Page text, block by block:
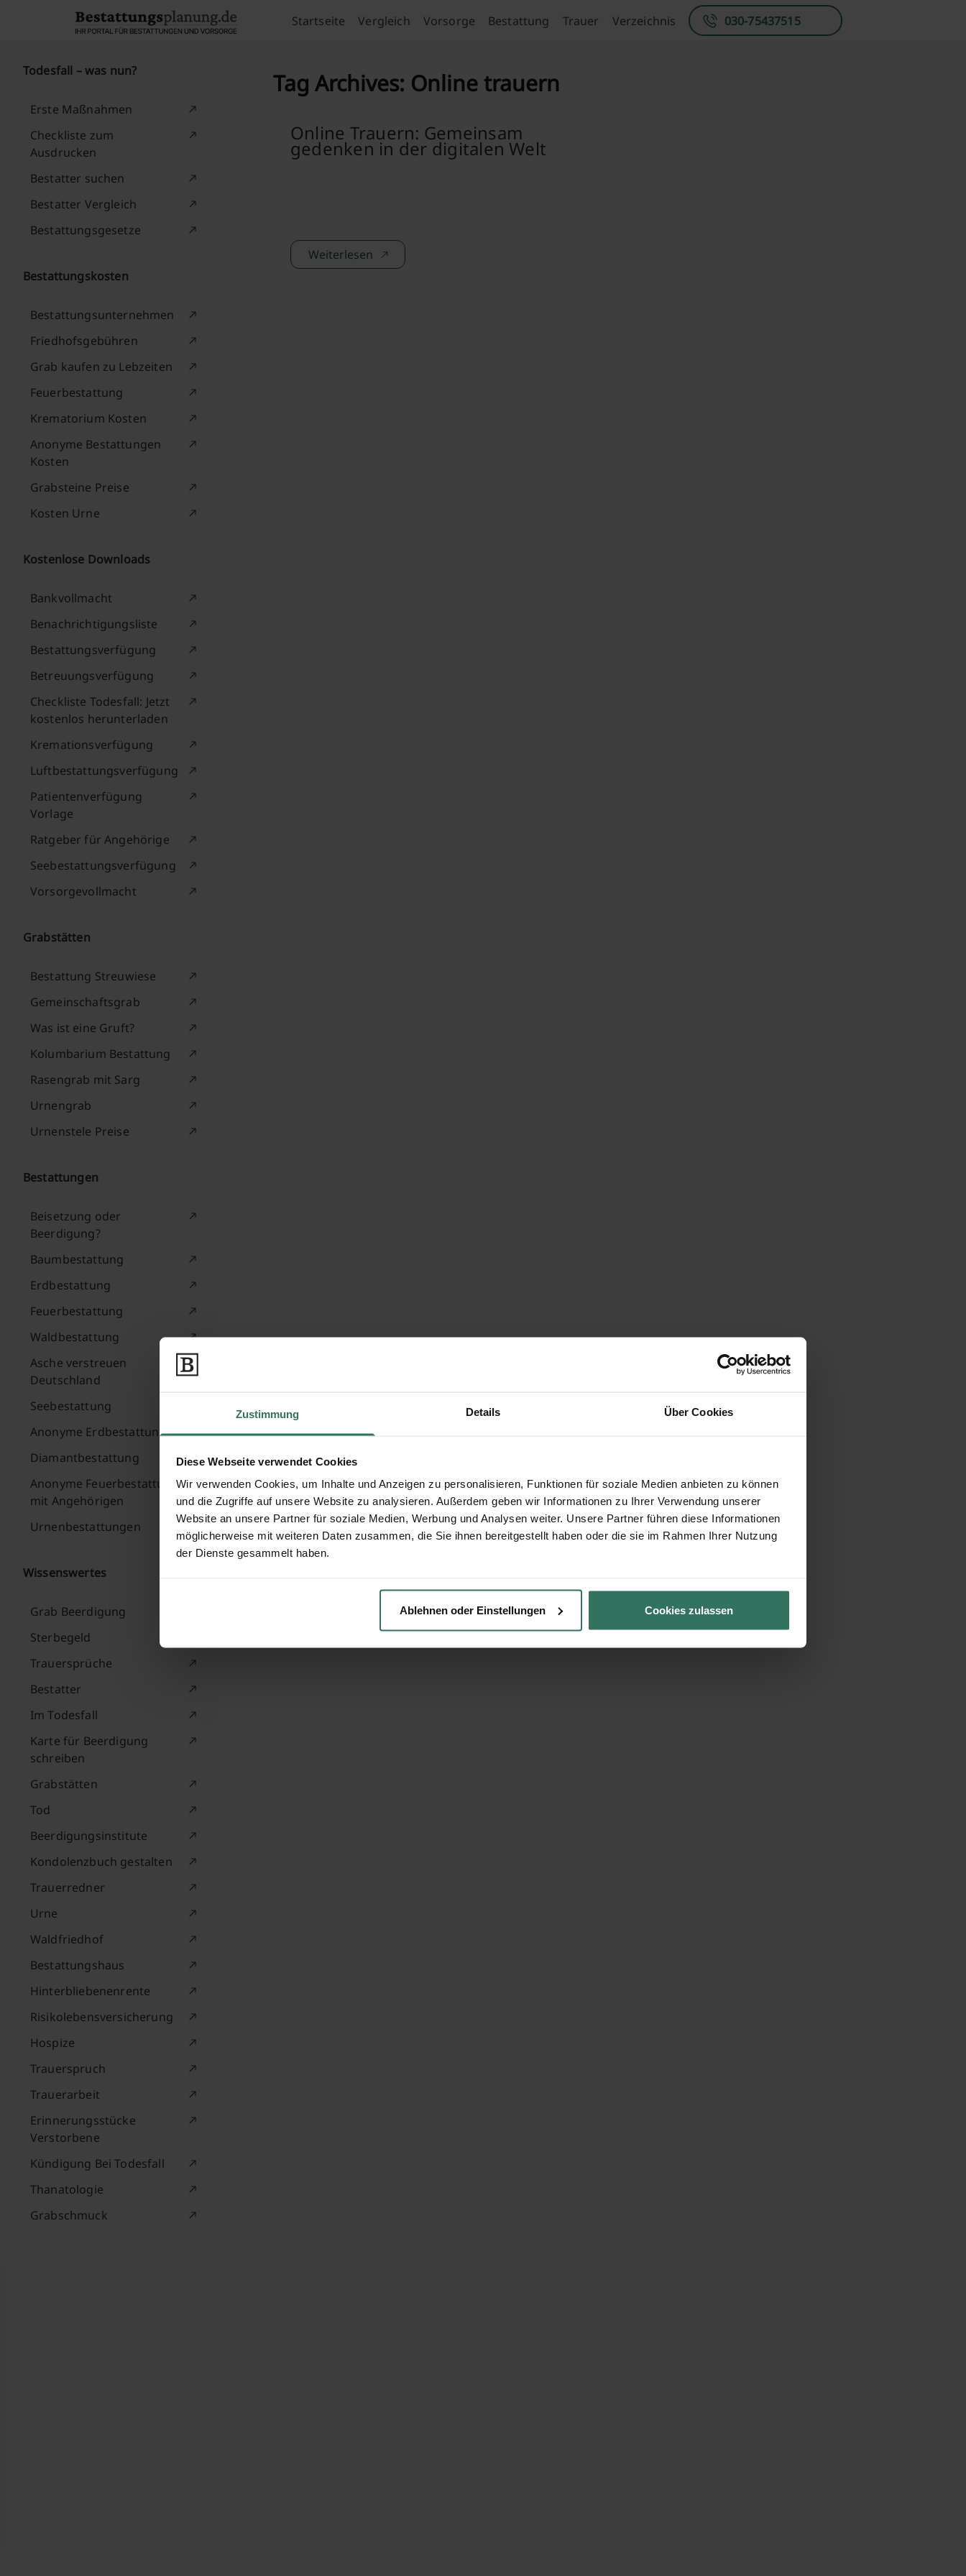
Zustimmung Details Über Cookies
Diese Webseite verwendet Cookies
Wir verwenden Cookies, um Inhalte und Anzeigen zu personalisieren, Funktionen für soziale Medien anbieten zu können
und die Zugriffe auf unsere Website zu analysieren. Außerdem geben wir Informationen zu Ihrer Verwendung unserer
Website an unsere Partner für soziale Medien, Werbung und Analysen weiter. Unsere Partner führen diese Informationen
möglicherweise mit weiteren Daten zusammen, die Sie ihnen bereitgestellt haben oder die sie im Rahmen Ihrer Nutzung
der Dienste gesammelt haben.
Ablehnen oder Einstellungen Cookies zulassen
Startseite Vergleich Vorsorge Bestattung Trauer Verzeichnis 030-75437515
Todesfall – was nun?
Erste Maßnahmen
Checkliste zum
Ausdrucken
Bestatter suchen
Bestatter Vergleich
Bestattungsgesetze
Bestattungskosten
Bestattungsunternehmen
Friedhofsgebühren
Grab kaufen zu Lebzeiten
Feuerbestattung
Krematorium Kosten
Anonyme Bestattungen
Kosten
Grabsteine Preise
Kosten Urne
Kostenlose Downloads
Bankvollmacht
Benachrichtigungsliste
Bestattungsverfügung
Betreuungsverfügung
Checkliste Todesfall: Jetzt
kostenlos herunterladen
Kremationsverfügung
Luftbestattungsverfügung
Patientenverfügung
Vorlage
Ratgeber für Angehörige
Seebestattungsverfügung
Vorsorgevollmacht
Grabstätten
Bestattung Streuwiese
Gemeinschaftsgrab
Was ist eine Gruft?
Kolumbarium Bestattung
Rasengrab mit Sarg
Urnengrab
Urnenstele Preise
Bestattungen
Beisetzung oder
Beerdigung?
Baumbestattung
Erdbestattung
Feuerbestattung
Waldbestattung
Asche verstreuen
Deutschland
Seebestattung
Anonyme Erdbestattung
Diamantbestattung
Anonyme Feuerbestattung
mit Angehörigen
Urnenbestattungen
Wissenswertes
Grab Beerdigung
Sterbegeld
Trauersprüche
Bestatter
Im Todesfall
Karte für Beerdigung
schreiben
Grabstätten
Tod
Beerdigungsinstitute
Kondolenzbuch gestalten
Trauerredner
Urne
Waldfriedhof
Bestattungshaus
Hinterbliebenenrente
Risikolebensversicherung
Hospize
Trauerspruch
Trauerarbeit
Erinnerungsstücke
Verstorbene
Kündigung Bei Todesfall
Thanatologie
Grabschmuck
Tag Archives: Online trauern
Online Trauern: Gemeinsam
gedenken in der digitalen Welt
Weiterlesen